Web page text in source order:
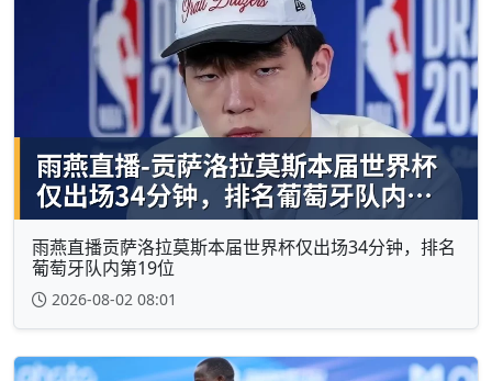
雨燕直播贡萨洛拉莫斯本届世界杯仅出场34分钟，排名
葡萄牙队内第19位
2026-08-02 08:01